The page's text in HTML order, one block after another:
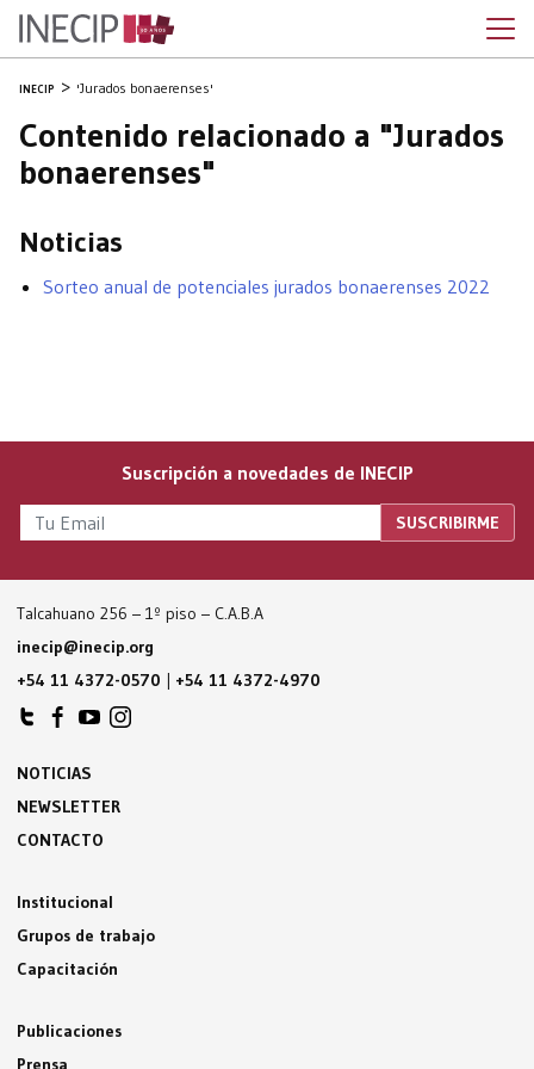
INECIP 'Jurados bonaerenses'
Contenido relacionado a "Jurados
bonaerenses"
Noticias
Sorteo anual de potenciales jurados bonaerenses 2022
Suscripción a novedades de INECIP
Talcahuano 256 – 1º piso – C.A.B.A
inecip@inecip.org
+54 11 4372-0570 | +54 11 4372-4970
NOTICIAS
NEWSLETTER
CONTACTO
Institucional
Grupos de trabajo
Capacitación
Publicaciones
Prensa